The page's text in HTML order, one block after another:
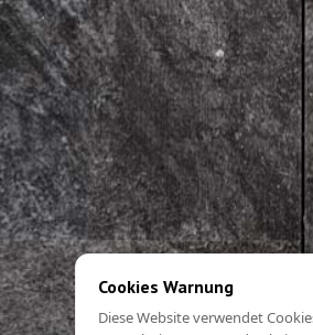
Cookies Warnung
Diese Website verwendet